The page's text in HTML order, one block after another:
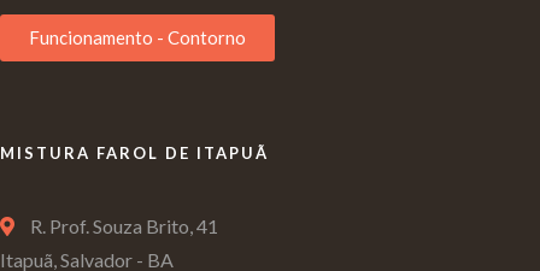
Funcionamento - Contorno
MISTURA FAROL DE ITAPUÃ
R. Prof. Souza Brito, 41
Itapuã, Salvador - BA